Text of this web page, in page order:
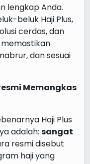
lengkap Anda.
beluk Haji Plus,
cerdas, dan
dan sesuai
Memangkas
Haji Plus
adalah: sangat
resmi disebut
haji yang